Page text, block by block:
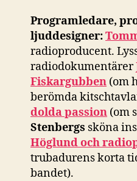
Programledare,
ljuddesigner:
radioproducent.
radiodokumentärer
Fiskargubben (om
berömda
dolda passion (om
Stenbergs sköna
Höglund och
trubadurens korta
bandet).